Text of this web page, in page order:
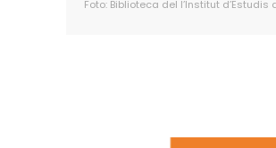
Foto: Biblioteca del l’Institut